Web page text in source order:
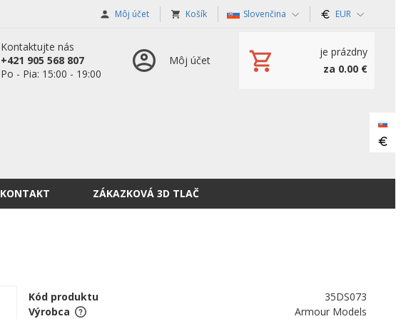
Môj účet Košík Slovenčina EUR
Kontaktujte nás
+421 905 568 807
Po - Pia: 15:00 - 19:00
Môj účet
je prázdny
za 0.00 €
KONTAKT ZÁKAZKOVÁ 3D TLAČ
Kód produktu
35DS073
Výrobca
Armour Models